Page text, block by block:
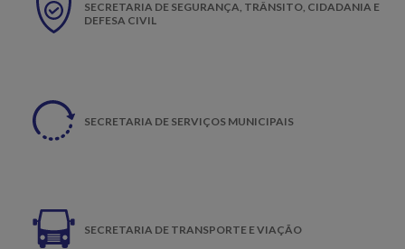
SECRETARIA DE SEGURANÇA, TRÂNSITO, CIDADANIA E
DEFESA CIVIL
SECRETARIA DE SERVIÇOS MUNICIPAIS
SECRETARIA DE TRANSPORTE E VIAÇÃO